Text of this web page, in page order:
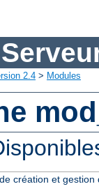
2.4 > Modules
création et